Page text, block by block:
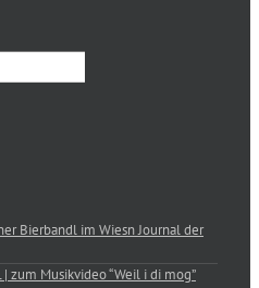
Bierbandl im Wiesn Journal der
| zum Musikvideo “Weil i di mog”